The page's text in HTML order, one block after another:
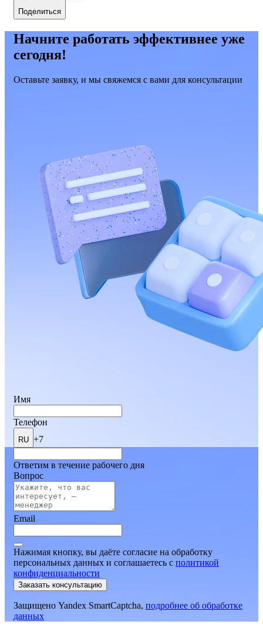
Поделиться
Начните работать эффективнее уже
сегодня!
Оставьте заявку, и мы свяжемся с вами для консультации
Имя
Телефон
RU +7
Ответим в течение рабочего дня
Вопрос
Email
Нажимая кнопку, вы даёте согласие на обработку
персональных данных и соглашаетесь c политикой
конфиденциальности
Заказать консультацию
Защищено Yandex SmartCaptcha, подробнее об обработке
данных